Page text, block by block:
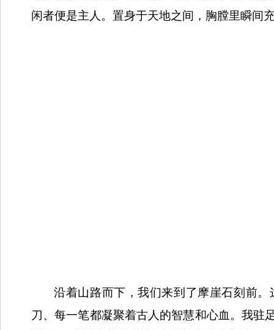
闲者便是主人。置身于天地之间，胸膛里瞬间
沿着山路而下，我们来到了摩崖石刻前
刀、每一笔都凝聚着古人的智慧和心血。我驻